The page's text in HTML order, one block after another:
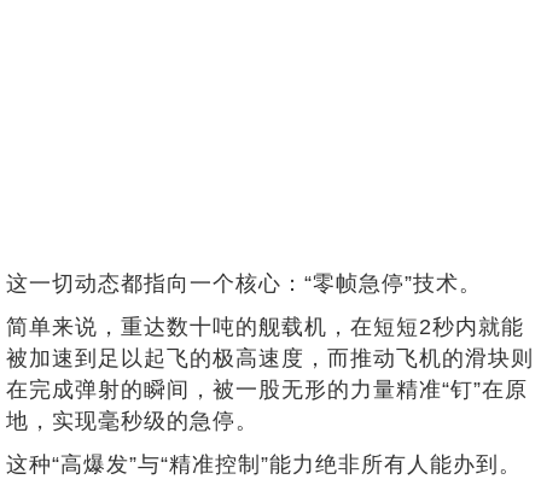
这一切动态都指向一个核心：“零帧急停”技术。
简单来说，重达数十吨的舰载机，在短短2秒内就能
被加速到足以起飞的极高速度，而推动飞机的滑块则
在完成弹射的瞬间，被一股无形的力量精准“钉”在原
地，实现毫秒级的急停。
这种“高爆发”与“精准控制”能力绝非所有人能办到。